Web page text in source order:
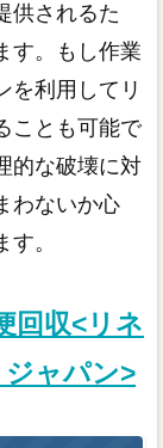
供されるた
す。もし作業
を利用してリ
ことも可能で
的な破壊に対
わないか心
。
回収<リネ
ジャパン>